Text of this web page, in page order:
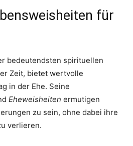
für
bedeutendsten spirituellen
Zeit, bietet wertvolle
in der Ehe. Seine
Eheweisheiten ermutigen
zu sein, ohne dabei ihre
verlieren.